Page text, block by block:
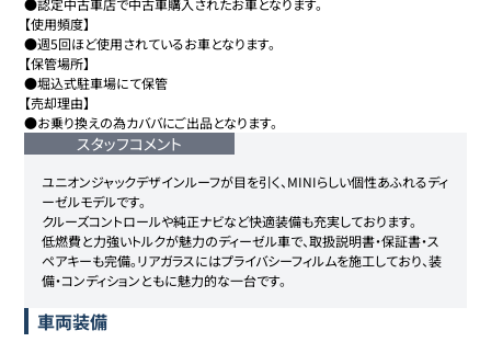
●認定中古車店で中古車購入されたお車となります。
【使用頻度】
●週5回ほど使用されているお車となります。
【保管場所】
●堀込式駐車場にて保管
【売却理由】
●お乗り換えの為カババにご出品となります。
スタッフコメント
ユニオンジャックデザインルーフが目を引く、MINIらしい個性あふれるディ
ーゼルモデルです。
クルーズコントロールや純正ナビなど快適装備も充実しております。
低燃費と力強いトルクが魅力のディーゼル車で、取扱説明書・保証書・ス
ペアキーも完備。リアガラスにはプライバシーフィルムを施工しており、装
備・コンディションともに魅力的な一台です。
車両装備